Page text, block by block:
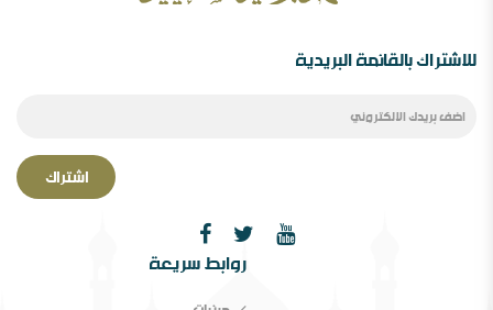
الصحوة بین الانحراف عنھا والانحراف بھا￼ ورقة مقدمة
لمؤتمر الصحوة،دراسة في المفھوم والإشكالات المقام
للاشتراك بالقائمة البريدية
اشتراك
روابط سريعة